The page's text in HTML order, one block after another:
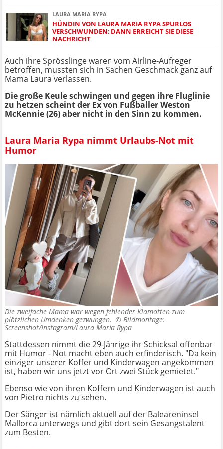
LAURA MARIA RYPA
HÜNDIN VON LAURA MARIA RYPA SPURLOS
VERSCHWUNDEN: DANN ERREICHT SIE DIESE
NACHRICHT
Auch ihre Sprösslinge waren vom Airline-Aufreger
betroffen, mussten sich in Sachen Geschmack ganz auf
Mama Laura verlassen.
Die große Keule schwingen und gegen ihre Fluglinie
zu hetzen scheint der Ex von Fußballer Weston
McKennie (26) aber nicht in den Sinn zu kommen.
Laura Maria Rypa nimmt Urlaubs-Not mit
Humor
Die zweifache Mama war wegen fehlender Klamotten zum
plötzlichen Umdenken gezwungen. © Bildmontage:
Screenshot/Instagram/Laura Maria Rypa
Stattdessen nimmt die 29-Jährige ihr Schicksal offenbar
mit Humor - Not macht eben auch erfinderisch. "Da kein
einziger unserer Koffer und Kinderwagen angekommen
ist, haben wir uns jetzt vor Ort zwei Stück gemietet."
Ebenso wie von ihren Koffern und Kinderwagen ist auch
von Pietro nichts zu sehen.
Der Sänger ist nämlich aktuell auf der Baleareninsel
Mallorca unterwegs und gibt dort sein Gesangstalent
zum Besten.